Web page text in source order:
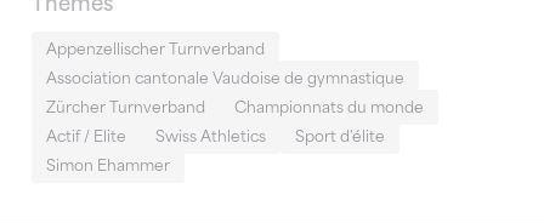
Appenzellischer Turnverband
Association cantonale Vaudoise de gymnastique
Zürcher Turnverband
Championnats du monde
Actif / Elite
Swiss Athletics
Sport d'élite
Simon Ehammer